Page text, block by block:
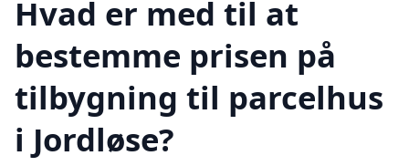
Hvad er med til at
bestemme prisen på
tilbygning til parcelhus
i Jordløse?